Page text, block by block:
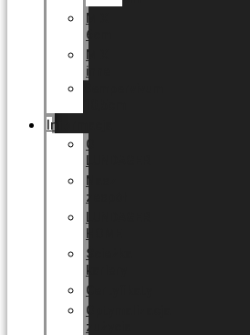
MIX
6cm
MIX
inne
Informacja
O
Nasz
zespół
HOME
Ścieżka
kariery
Certyfikaty
Optymalizacja
zużycia